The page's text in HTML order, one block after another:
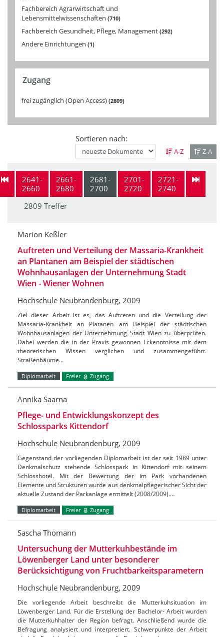
Fachbereich Agrarwirtschaft und
Lebensmittelwissenschaften 710
Fachbereich Gesundheit, Pflege, Management 292
Andere Einrichtungen 1
Zugang
frei zugänglich (Open Access) 2809
Sortieren nach:
A-Z Z-A
2641-
2660
2661-
2680
2681-
2700
2701-
2720
2721-
2740
2809 Treffer
Marion Keßler
Auftreten und Verteilung der Massaria-Krankheit
an Plantanen am Beispiel der städtischen
Wohnhausanlagen der Unternehmung Stadt
Wien - Wiener Wohnen
Hochschule Neubrandenburg, 2009
Ziel dieser Arbeit ist es, das Auftreten und die Verteilung der
Massaria-Krankheit an Platanen am Beispiel der städtischen
Wohnhausanlagen der Unternehmung Stadt Wien zu überprüfen.
Dabei werden die in der Praxis gewonnen Erkenntnisse mit dem
theoretischen Wissen verglichen und zusammengeführt.
Straßenbäume…
Diplomarbeit Freier Zugang
Annika Saarna
Pflege- und Entwicklungskonzept des
Schlossparks Kittendorf
Hochschule Neubrandenburg, 2009
Gegenstand der vorliegenden Diplomarbeit ist der seit 1989 unter
Denkmalschutz stehende Schlosspark in Kittendorf mit seinem
Schlosshotel. Mit der Bewertung der im Park vorhandenen
Elemente und Strukturen wurde aus denkmalpflegerischer Sicht der
aktuelle Zustand der Parkanlage ermittelt (2008/2009).…
Diplomarbeit Freier Zugang
Sascha Thomann
Untersuchung der Mutterkuhbestände im
Löwenberger Land unter besonderer
Berücksichtigung von Fruchtbarkeitsparametern
Hochschule Neubrandenburg, 2009
Die vorliegende Arbeit beschreibt die Mutterkuhsituation im
Löwenberger Land. Für die Erstellung der Bachelor- Arbeit wurden
die Mutterkuhhalter der Region befragt. Anschließend wurde die
Befragung analysiert und interpretiert. Schwerpunkte der Arbeit